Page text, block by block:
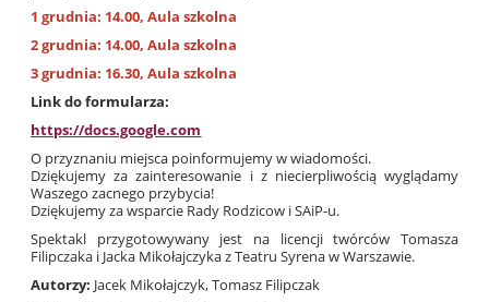
1 grudnia: 14.00, Aula szkolna
2 grudnia: 14.00, Aula szkolna
3 grudnia: 16.30, Aula szkolna
Link do formularza:
https://docs.google.com
O przyznaniu miejsca poinformujemy w wiadomości.
Dziękujemy za zainteresowanie i z niecierpliwością wyglądamy
Waszego zacnego przybycia!
Dziękujemy za wsparcie Rady Rodzicow i SAiP-u.
Spektakl przygotowywany jest na licencji twórców Tomasza
Filipczaka i Jacka Mikołajczyka z Teatru Syrena w Warszawie.
Autorzy: Jacek Mikołajczyk, Tomasz Filipczak